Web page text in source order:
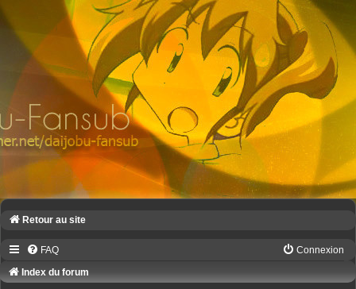
Retour au site
FAQ
Connexion
Index du forum